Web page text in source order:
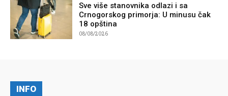
Sve više stanovnika odlazi i sa
Crnogorskog primorja: U minusu čak
18 opština
08/08/2026
INFO